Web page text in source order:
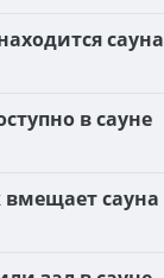
сауна
в сауне
вмещает сауна